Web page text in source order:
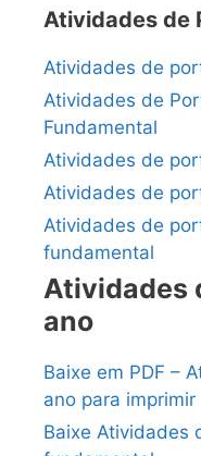
Atividades de
Atividades de
Atividades de
Fundamental
Atividades de
Atividades de
Atividades de
fundamental
Atividades
ano
Baixe em PDF –
ano para imprimir
Baixe Atividades